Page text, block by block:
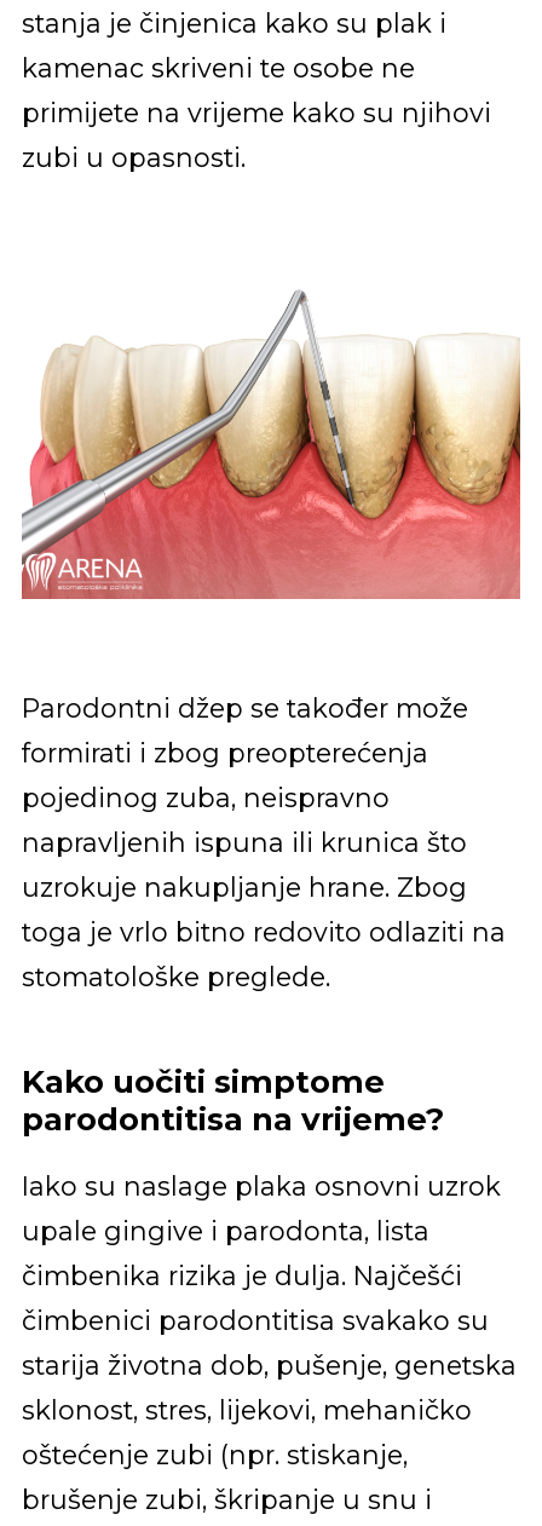
stanja je činjenica kako su plak i
kamenac skriveni te osobe ne
primijete na vrijeme kako su njihovi
zubi u opasnosti.
Parodontni džep se također može
formirati i zbog preopterećenja
pojedinog zuba, neispravno
napravljenih ispuna ili krunica što
uzrokuje nakupljanje hrane. Zbog
toga je vrlo bitno redovito odlaziti na
stomatološke preglede.
Kako uočiti simptome
parodontitisa na vrijeme?
Iako su naslage plaka osnovni uzrok
upale gingive i parodonta, lista
čimbenika rizika je dulja. Najčešći
čimbenici parodontitisa svakako su
starija životna dob, pušenje, genetska
sklonost, stres, lijekovi, mehaničko
oštećenje zubi (npr. stiskanje,
brušenje zubi, škripanje u snu i